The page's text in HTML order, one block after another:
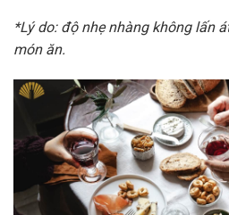
*Lý do: độ nhẹ nhàng không lấn
món ăn.